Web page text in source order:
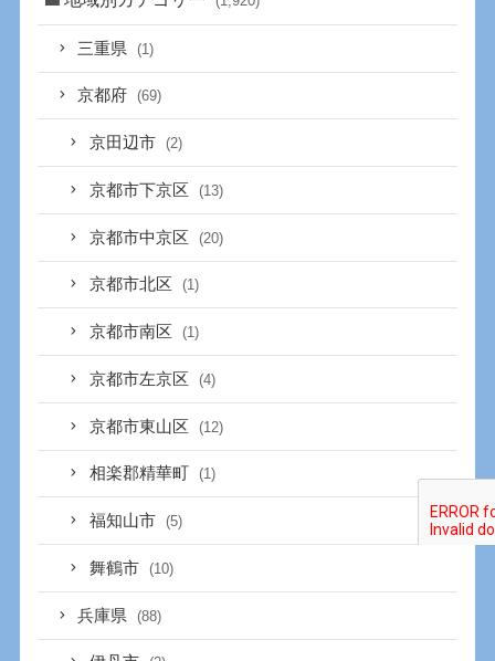
三重県 (1)
京都府 (69)
京田辺市 (2)
京都市下京区 (13)
京都市中京区 (20)
京都市北区 (1)
京都市南区 (1)
京都市左京区 (4)
京都市東山区 (12)
相楽郡精華町 (1)
福知山市 (5)
舞鶴市 (10)
兵庫県 (88)